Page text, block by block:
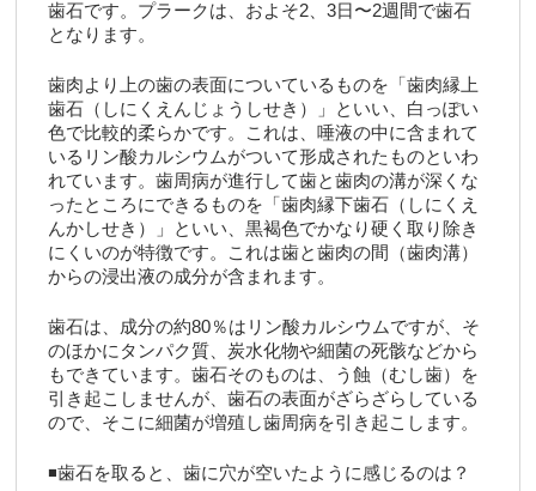
歯石です。プラークは、およそ2、3日〜2週間で歯石
となります。
歯肉より上の歯の表面についているものを「歯肉縁上
歯石（しにくえんじょうしせき）」といい、白っぽい
色で比較的柔らかです。これは、唾液の中に含まれて
いるリン酸カルシウムがついて形成されたものといわ
れています。歯周病が進行して歯と歯肉の溝が深くな
ったところにできるものを「歯肉縁下歯石（しにくえ
んかしせき）」といい、黒褐色でかなり硬く取り除き
にくいのが特徴です。これは歯と歯肉の間（歯肉溝）
からの浸出液の成分が含まれます。
歯石は、成分の約80％はリン酸カルシウムですが、そ
のほかにタンパク質、炭水化物や細菌の死骸などから
もできています。歯石そのものは、う蝕（むし歯）を
引き起こしませんが、歯石の表面がざらざらしている
ので、そこに細菌が増殖し歯周病を引き起こします。
◾️歯石を取ると、歯に穴が空いたように感じるのは？